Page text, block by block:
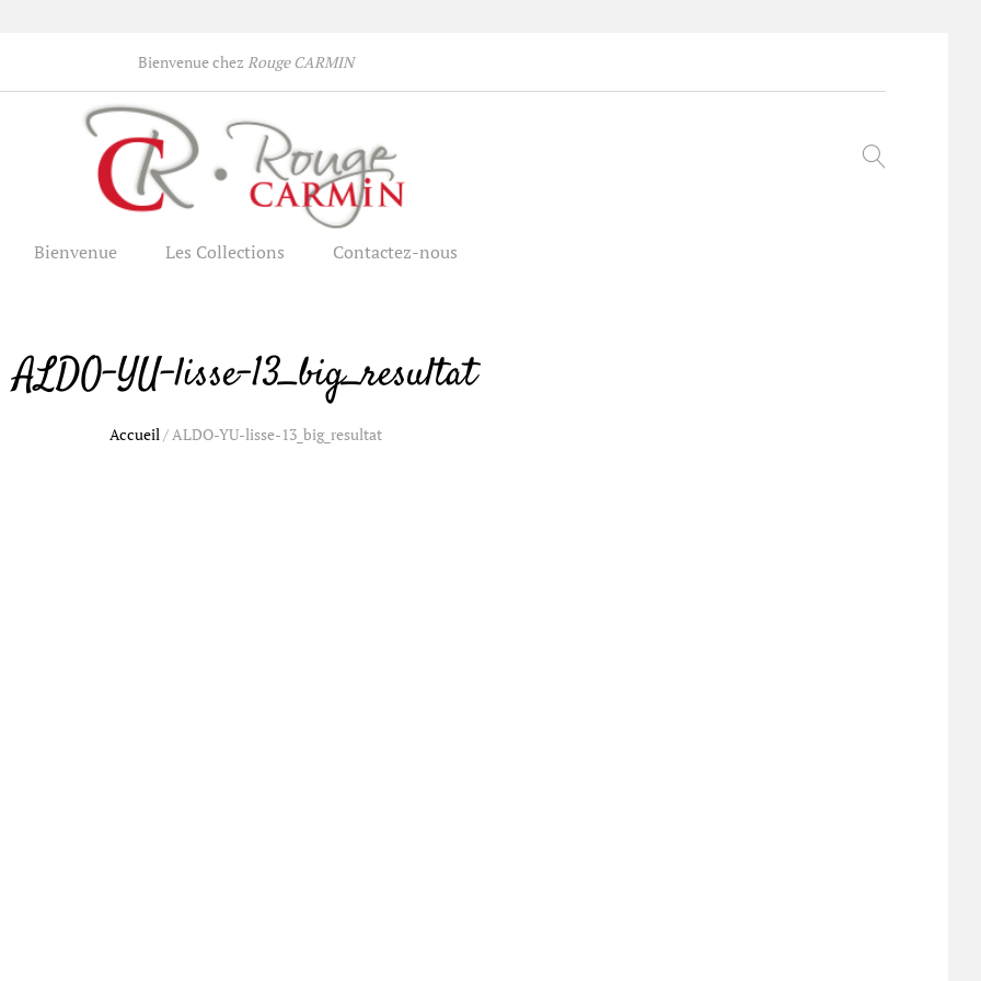
Bienvenue chez Rouge CARMIN
Bienvenue Les Collections Contactez-nous
ALDO-YU-lisse-13_big_resultat
Accueil/ALDO-YU-lisse-13_big_resultat